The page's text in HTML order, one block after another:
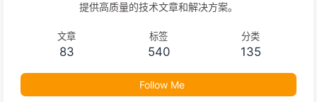
提供高质量的技术文章和解决方案。
文章
83
标签
540
分类
135
Follow Me